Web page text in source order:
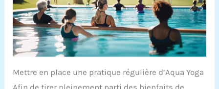
Mettre en place une pratique régulière d’Aqua Yoga